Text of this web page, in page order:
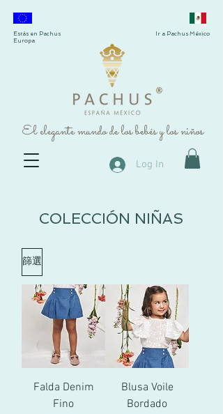
®
El elegante mundo de los bebés y los niños
Estás en Pachus
Europa
Ir a Pachus México
Log In
COLECCIÓN NIÑAS
篩選
Falda Denim
Fino
Blusa Voile
Bordado